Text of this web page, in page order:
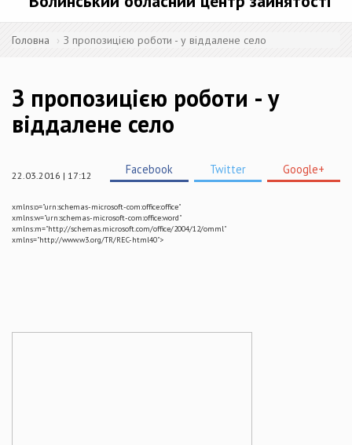
Головна З пропозицією роботи - у віддалене село
З пропозицією роботи - у
віддалене село
22.03.2016 | 17:12 Facebook Twitter Google+
xmlns:o="urn:schemas-microsoft-com:office:office"
xmlns:w="urn:schemas-microsoft-com:office:word"
xmlns:m="http://schemas.microsoft.com/office/2004/12/omml"
xmlns="http://www.w3.org/TR/REC-html40">